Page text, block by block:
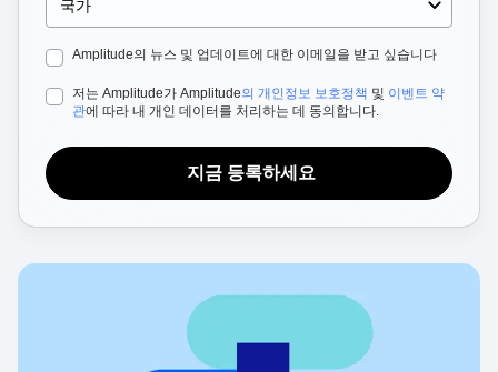
Data Governance
Integrations
Security & Privacy
Engineering
Executive
Startups
Customer Help Center
Academy & Training
Customer Success
Product Updates
Benchmarks
Prompt Library
Templates
Tracking Guides
Amplitude의 뉴스 및 업데이트에 대한 이메일을 받고 싶습니다
저는 Amplitude가 Amplitude의 개인정보 보호정책 및 이벤트 약
관에 따라 내 개인 데이터를 처리하는 데 동의합니다.
지금 등록하세요